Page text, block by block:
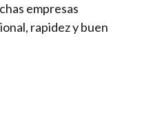
empresas
rapidez y buen